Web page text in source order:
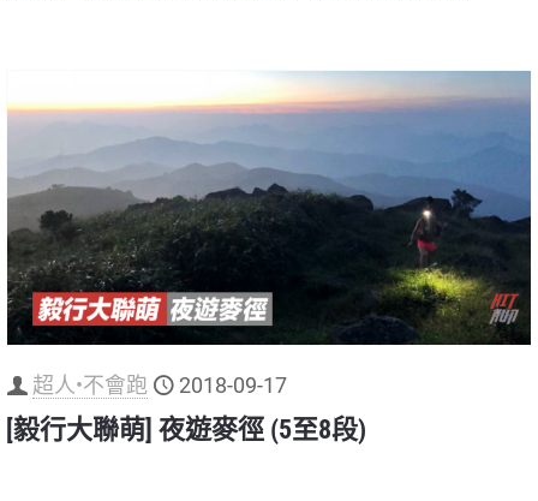
超人•不會跑 2018-09-17
[毅行大聯萌] 夜遊麥徑 (5至8段)